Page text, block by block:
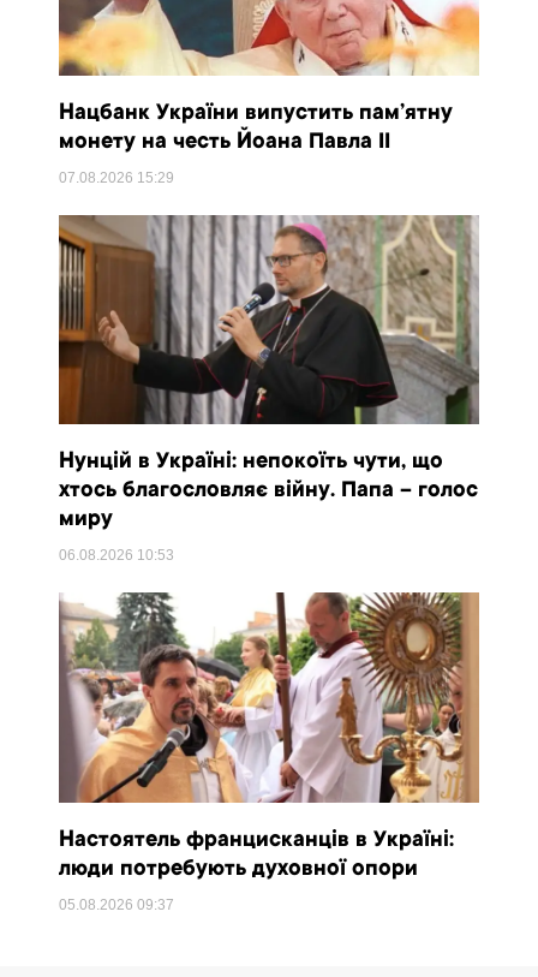
Нацбанк України випустить пам’ятну
монету на честь Йоана Павла II
07.08.2026 15:29
Нунцій в Україні: непокоїть чути, що
хтось благословляє війну. Папа – голос
миру
06.08.2026 10:53
Настоятель францисканців в Україні:
люди потребують духовної опори
05.08.202609:37